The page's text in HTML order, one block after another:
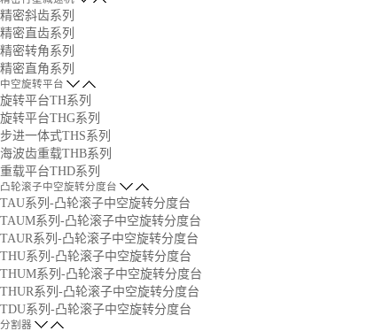
精密斜齿系列
精密直齿系列
精密转角系列
精密直角系列
中空旋转平台
旋转平台TH系列
旋转平台THG系列
步进一体式THS系列
海波齿重载THB系列
重载平台THD系列
凸轮滚子中空旋转分度台
TAU系列-凸轮滚子中空旋转分度台
TAUM系列-凸轮滚子中空旋转分度台
TAUR系列-凸轮滚子中空旋转分度台
THU系列-凸轮滚子中空旋转分度台
THUM系列-凸轮滚子中空旋转分度台
THUR系列-凸轮滚子中空旋转分度台
TDU系列-凸轮滚子中空旋转分度台
分割器